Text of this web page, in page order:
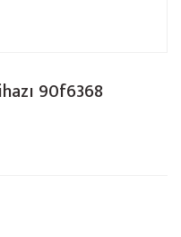
90f6368